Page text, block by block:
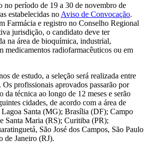
no período de 19 a 30 de novembro de
estabelecidas no Aviso de Convocação.
Farmácia e registro no Conselho Regional
jurisdição, o candidato deve ter
na área de bioquímica, industrial,
medicamentos radiofarmacêuticos ou em
de estudo, a seleção será realizada entre
profissionais aprovados passarão por
da técnica ao longo de 12 meses e serão
cidades, de acordo com a área de
Lagoa Santa (MG); Brasília (DF); Campo
Santa Maria (RS); Curitiba (PR);
São José dos Campos, São Paulo
de Janeiro (RJ).